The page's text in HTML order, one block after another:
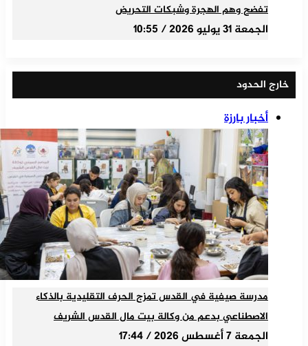
تفضح وهم الهجرة وشبكات التحريض
الجمعة 31 يوليو 2026 / 10:55
خارج الحدود
أخبار بارزة
مدرسة صيفية في القدس تمزج الحرف التقليدية بالذكاء
الاصطناعي بدعم من وكالة بيت مال القدس الشريف
الجمعة 7 أغسطس 2026 / 17:44